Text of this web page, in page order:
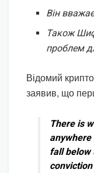
Він
Також
проблем
Відомий
заявив, що
There is
anywhere
fall below